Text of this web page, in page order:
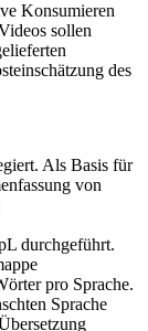
Konsumieren
sollen
des
Als Basis für
von
durchgeführt.
pro Sprache.
Sprache